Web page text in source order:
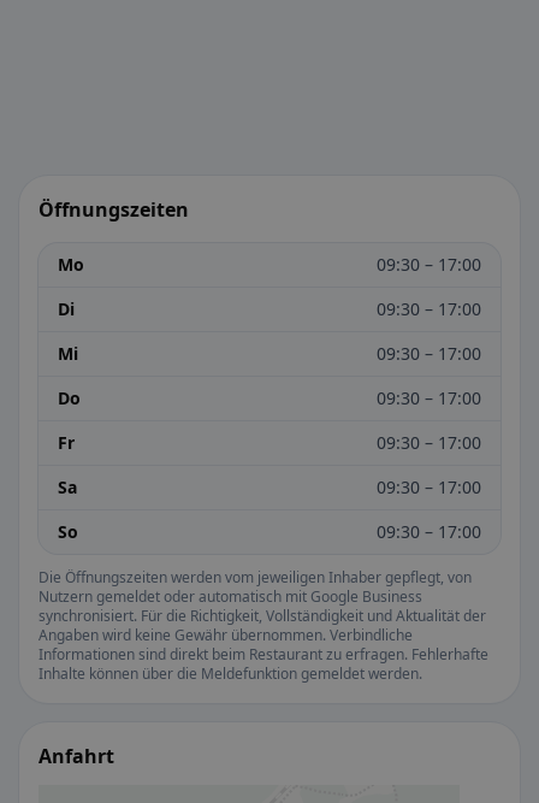
Öffnungszeiten
Mo
09:30 – 17:00
Di
09:30 – 17:00
Mi
09:30 – 17:00
Do
09:30 – 17:00
Fr
09:30 – 17:00
Sa
09:30 – 17:00
So
09:30 – 17:00
Die Öffnungszeiten werden vom jeweiligen Inhaber gepflegt, von
Nutzern gemeldet oder automatisch mit Google Business
synchronisiert. Für die Richtigkeit, Vollständigkeit und Aktualität der
Angaben wird keine Gewähr übernommen. Verbindliche
Informationen sind direkt beim Restaurant zu erfragen. Fehlerhafte
Inhalte können über die Meldefunktion gemeldet werden.
Anfahrt